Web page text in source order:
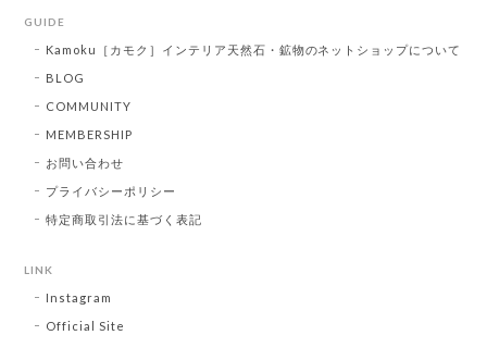
GUIDE
Kamoku［カモク］インテリア天然石・鉱物のネットショップについて
BLOG
COMMUNITY
MEMBERSHIP
お問い合わせ
プライバシーポリシー
特定商取引法に基づく表記
LINK
Instagram
Official Site